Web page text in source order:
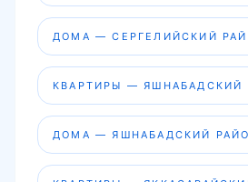
ДОМА — СЕРГЕЛИЙСКИЙ
КВАРТИРЫ — ЯШНАБАДСКИЙ
ДОМА — ЯШНАБАДСКИЙ